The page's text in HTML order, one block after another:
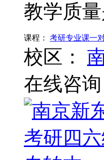
教学质
课程： 考研专业课一
校区：
在线咨询